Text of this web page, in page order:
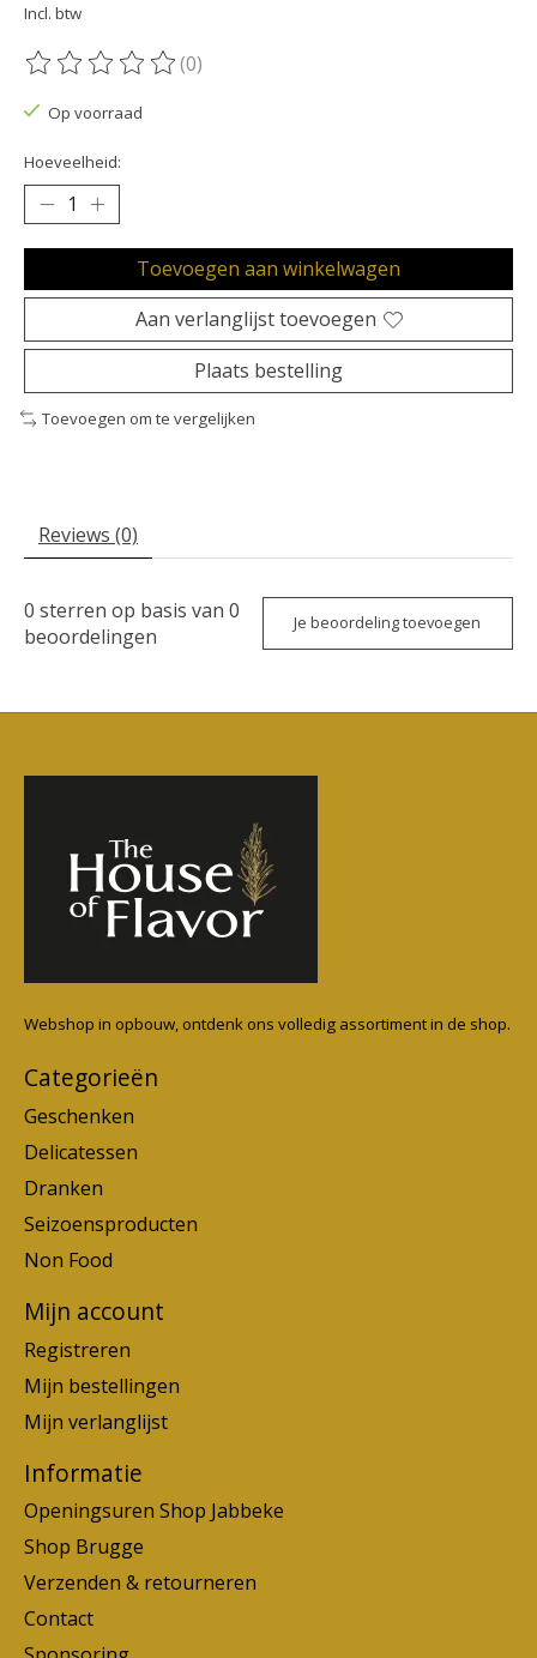
Incl. btw
De beoordeling van dit product is
(0)
Op voorraad
Hoeveelheid:
Toevoegen aan winkelwagen
Aan verlanglijst toevoegen
Plaats bestelling
Toevoegen om te vergelijken
Reviews (0)
0 sterren op basis van 0
beoordelingen
Je beoordeling toevoegen
Webshop in opbouw, ontdenk ons volledig assortiment in de shop.
Categorieën
Geschenken
Delicatessen
Dranken
Seizoensproducten
Non Food
Mijn account
Registreren
Mijn bestellingen
Mijn verlanglijst
Informatie
Openingsuren Shop Jabbeke
Shop Brugge
Verzenden & retourneren
Contact